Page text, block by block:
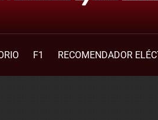
F1
RECOMENDADOR